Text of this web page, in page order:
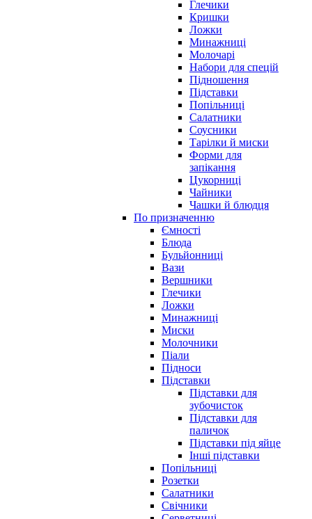
Глечики
Кришки
Ложки
Минажниці
Молочарі
Набори для спецій
Підношення
Підставки
Попільниці
Салатники
Соусники
Тарілки й миски
Форми для
запікання
Цукорниці
Чайники
Чашки й блюдця
По призначенню
Ємності
Блюда
Бульйонниці
Вази
Вершники
Глечики
Ложки
Минажниці
Миски
Молочники
Піали
Підноси
Підставки
Підставки для
зубочисток
Підставки для
паличок
Підставки під яйце
Інші підставки
Попільниці
Розетки
Салатники
Свічники